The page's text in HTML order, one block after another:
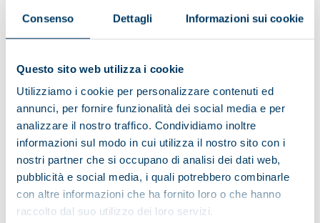
Consenso Dettagli Informazioni sui cookie
Questo sito web utilizza i cookie
Utilizziamo i cookie per personalizzare contenuti ed
annunci, per fornire funzionalità dei social media e per
analizzare il nostro traffico. Condividiamo inoltre
informazioni sul modo in cui utilizza il nostro sito con i
nostri partner che si occupano di analisi dei dati web,
pubblicità e social media, i quali potrebbero combinarle
con altre informazioni che ha fornito loro o che hanno
raccolto dal suo utilizzo dei loro servizi.
MENSAJE